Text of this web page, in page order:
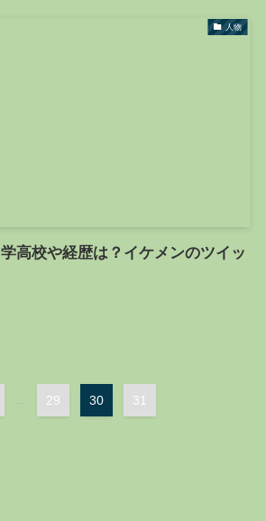
人物
高校や経歴は？イケメンのツイッ
29 30 31